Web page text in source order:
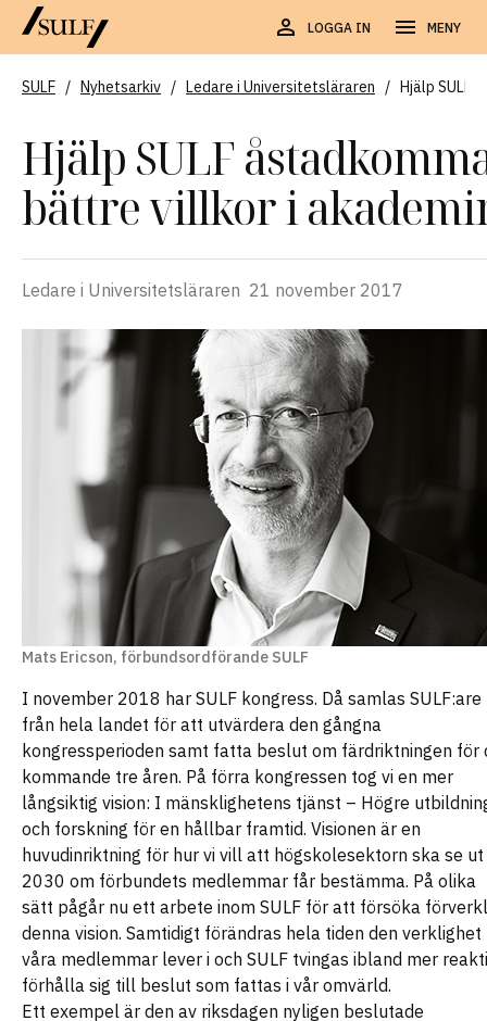
LOGGA IN MENY
SULF / Nyhetsarkiv / Ledare i Universitetsläraren / Hjälp SULF
Hjälp SULF
bättre villkor i
Ledare i Universitetsläraren 21 november 2017
Mats Ericson, förbundsordförande SULF
I november 2018 har SULF kongress. Då samlas SULF:are
från hela landet för att utvärdera den gångna
kongressperioden samt fatta beslut om färdriktningen för
kommande tre åren. På förra kongressen tog vi en mer
långsiktig vision: I mänsklighetens tjänst – Högre
och forskning för en hållbar framtid. Visionen är en
huvudinriktning för hur vi vill att högskolesektorn ska se
2030 om förbundets medlemmar får bestämma. På olika
sätt pågår nu ett arbete inom SULF för att försöka
denna vision. Samtidigt förändras hela tiden den verklighet
våra medlemmar lever i och SULF tvingas ibland mer
förhålla sig till beslut som fattas i vår omvärld.
Ett exempel är den av riksdagen nyligen beslutade